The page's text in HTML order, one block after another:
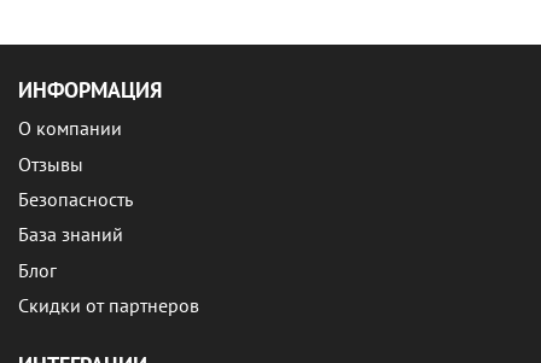
ИНФОРМАЦИЯ
О компании
Отзывы
Безопасность
База знаний
Блог
Скидки от партнеров